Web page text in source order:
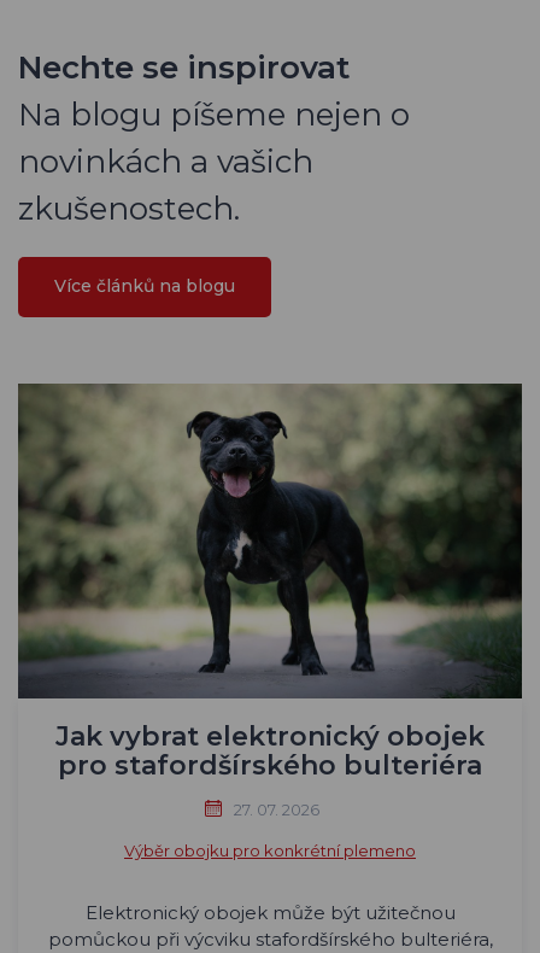
Nechte se inspirovat
Na blogu píšeme nejen o
novinkách a vašich
zkušenostech.
Více článků na blogu
Jak vybrat elektronický obojek
pro stafordšírského bulteriéra
27. 07. 2026
Výběr obojku pro konkrétní plemeno
Elektronický obojek může být užitečnou
pomůckou při výcviku stafordšírského bulteriéra,